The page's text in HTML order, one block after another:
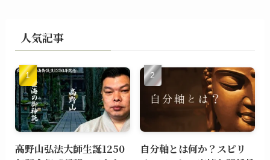
人気記事
高野山弘法大師生誕1250
自分軸とは何か？スピリ